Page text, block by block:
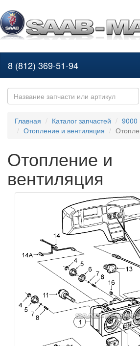
8 (812) 369-51-94
Главная Каталог запчастей
9000
Отопление и вентиляция
Отопление и
вентиляция